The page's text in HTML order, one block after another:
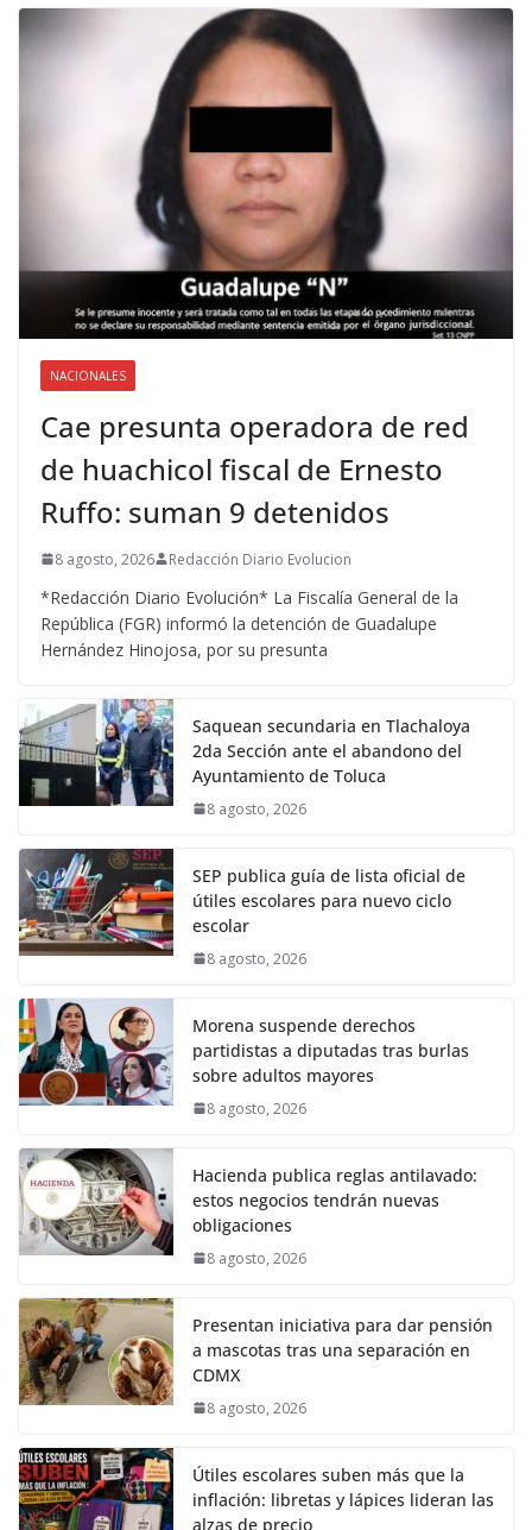
NACIONALES
Cae presunta operadora de red
de huachicol fiscal de Ernesto
Ruffo: suman 9 detenidos
8 agosto, 2026 Redacción Diario Evolucion
*Redacción Diario Evolución* La Fiscalía General de la
República (FGR) informó la detención de Guadalupe
Hernández Hinojosa, por su presunta
Saquean secundaria en Tlachaloya
2da Sección ante el abandono del
Ayuntamiento de Toluca
8 agosto, 2026
SEP publica guía de lista oficial de
útiles escolares para nuevo ciclo
escolar
8 agosto, 2026
Morena suspende derechos
partidistas a diputadas tras burlas
sobre adultos mayores
8 agosto, 2026
Hacienda publica reglas antilavado:
estos negocios tendrán nuevas
obligaciones
8 agosto, 2026
Presentan iniciativa para dar pensión
a mascotas tras una separación en
CDMX
8 agosto, 2026
Útiles escolares suben más que la
inflación: libretas y lápices lideran las
alzas de precio